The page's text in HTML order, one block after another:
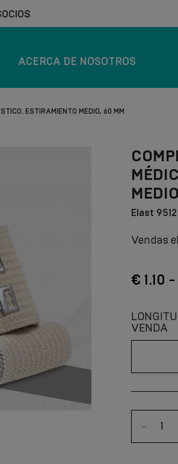
ACERCA DE NOSOTROS
ESTIRAMIENTO MEDIO, 60 MM
Elast 9512
Vendas
€ 1.10
VENDA
-